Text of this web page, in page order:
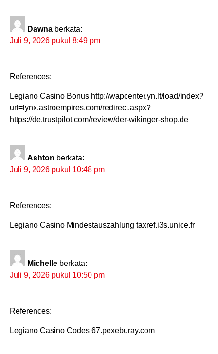
Dawna berkata:
Juli 9, 2026 pukul 8:49 pm
References:
Legiano Casino Bonus http://wapcenter.yn.lt/load/index?
url=lynx.astroempires.com/redirect.aspx?
https://de.trustpilot.com/review/der-wikinger-shop.de
Ashton berkata:
Juli 9, 2026 pukul 10:48 pm
References:
Legiano Casino Mindestauszahlung taxref.i3s.unice.fr
Michelle berkata:
Juli 9, 2026 pukul 10:50 pm
References:
Legiano Casino Codes 67.pexeburay.com